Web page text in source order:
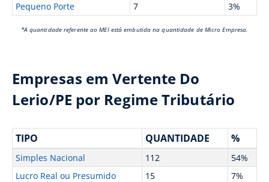
Pequeno Porte
7 3%
*A quantidade referente ao MEI está embutida na quantidade de Micro Empresa.
Empresas em Vertente Do
Lerio/PE por Regime Tributário
TIPO QUANTIDADE %
Simples Nacional 112
54%
Lucro Real ou Presumido
15 7%